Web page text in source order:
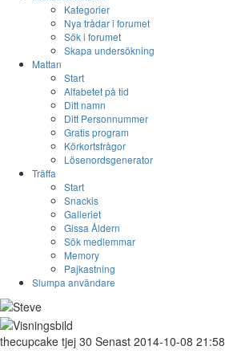
Kategorier
Nya trådar i forumet
Sök i forumet
Skapa undersökning
Mattan
Start
Alfabetet på tid
Ditt namn
Ditt Personnummer
Gratis program
Körkortsfrågor
Lösenordsgenerator
Träffa
Start
Snackis
Galleriet
Gissa Åldern
Sök medlemmar
Memory
Pajkastning
Slumpa användare
thecupcake tjej 30 Senast 2014-10-08 21:58